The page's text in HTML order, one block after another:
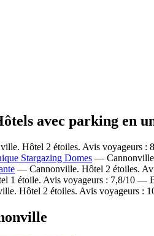
avec parking en
Hôtel 2 étoiles. Avis voyageurs :
Stargazing Domes —
— Cannonville. Hôtel 2 étoiles.
1 étoile. Avis voyageurs : 7,8/10 —
Hôtel 2 étoiles. Avis voyageurs :